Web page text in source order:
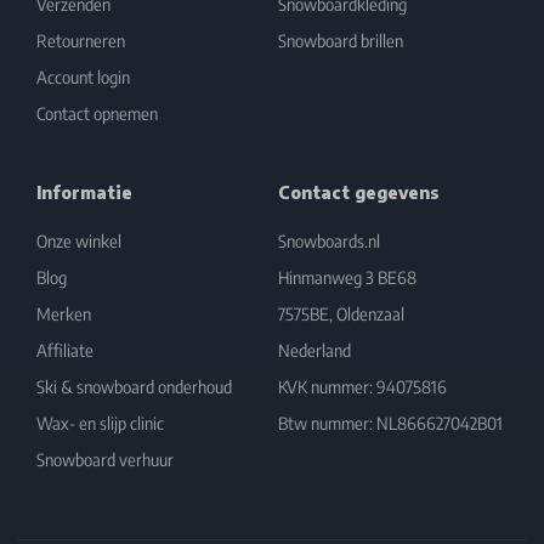
Verzenden
Retourneren
Account login
Contact opnemen
Snowboardkleding
Snowboard brillen
Informatie
Onze winkel
Blog
Merken
Affiliate
Ski & snowboard onderhoud
Wax- en slijp clinic
Snowboard verhuur
Contact gegevens
Snowboards.nl
Hinmanweg 3 BE68
7575BE, Oldenzaal
Nederland
KVK nummer: 94075816
Btw nummer: NL866627042B01